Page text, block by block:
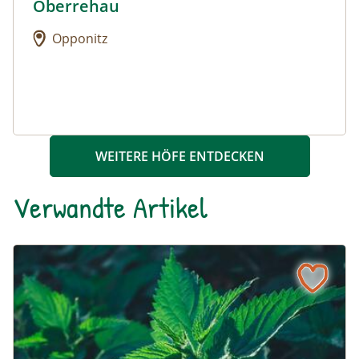
Urlaub am Bauernhof: Oberrehau
Oberrehau
Opponitz
WEITERE HÖFE ENTDECKEN
Verwandte Artikel
Die Brennnessel – Kratzbürstige Perle im Garten